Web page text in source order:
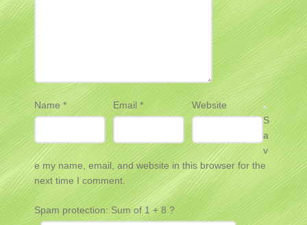
Name* Email*
Website
S
a
v
e my name, email, and website in this browser for the
next time I comment.
Spam protection: Sum of 1 + 8 ?